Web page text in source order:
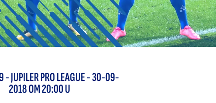
-JUPILER PRO LEAGUE- 30-09-
2018 OM 20:00 U